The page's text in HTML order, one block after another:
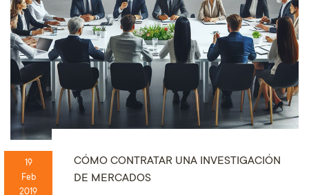
19
Feb
2019
CÓMO CONTRATAR UNA INVESTIGACIÓN
DE MERCADOS